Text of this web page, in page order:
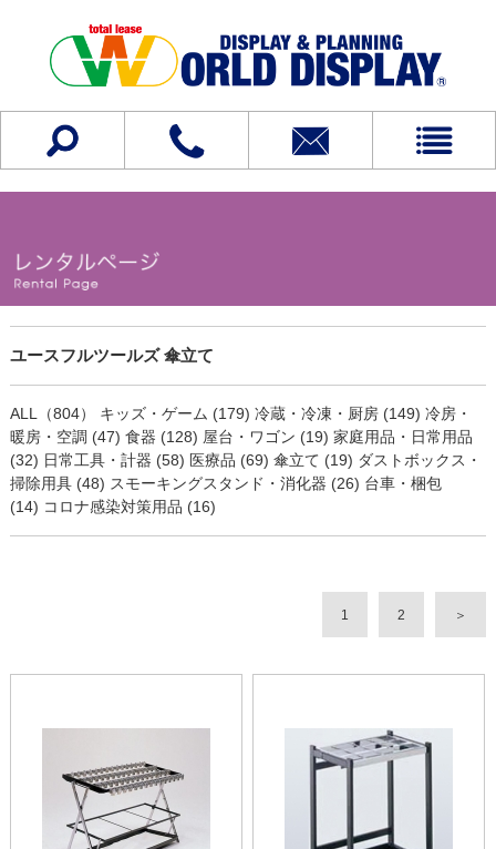
ユースフルツールズ 傘立て
ALL（804） キッズ・ゲーム (179) 冷蔵・冷凍・厨房 (149) 冷房・
暖房・空調 (47) 食器 (128) 屋台・ワゴン (19) 家庭用品・日常用品
(32) 日常工具・計器 (58) 医療品 (69) 傘立て (19) ダストボックス・
掃除用具 (48) スモーキングスタンド・消化器 (26) 台車・梱包
(14) コロナ感染対策用品 (16)
1 2 ＞